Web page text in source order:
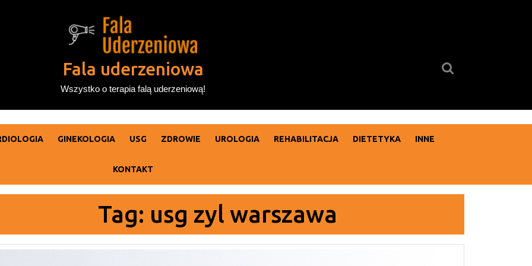
Fala uderzeniowa
Wszystko o terapia falą uderzeniową!
GINEKOLOGIA USG ZDROWIE UROLOGIA REHABILITACJA DIETETYKA INNE
KONTAKT
Tag: usg zyl warszawa